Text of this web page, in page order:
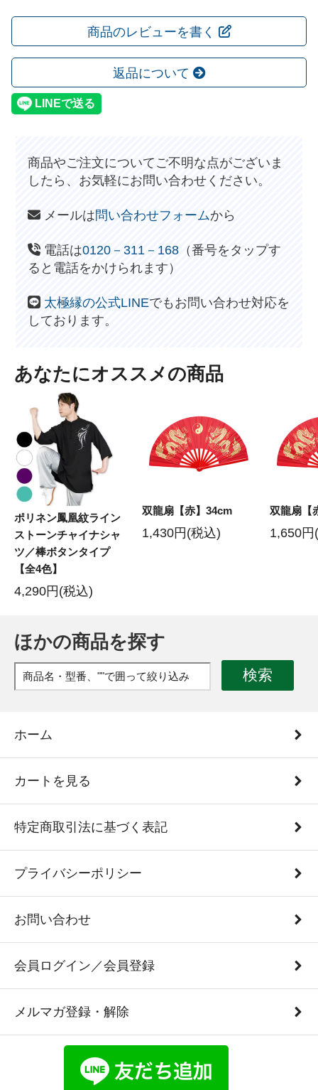
商品のレビューを書く
返品について
商品やご注文についてご不明な点がございま
したら、お気軽にお問い合わせください。
メールは問い合わせフォームから
電話は0120－311－168 （番号をタップす
ると電話をかけられます）
太極縁の公式LINEでもお問い合わせ対応を
しております。
あなたにオススメの商品
ポリネン鳳凰紋ライン
ストーンチャイナシャ
ツ／棒ボタンタイプ
【全4色】
4,290円(税込)
双龍扇【赤】34cm
1,430円(税込)
双龍扇【
1,650円
ほかの商品を探す
検索
ホーム
カートを見る
特定商取引法に基づく表記
プライバシーポリシー
お問い合わせ
会員ログイン／会員登録
メルマガ登録・解除